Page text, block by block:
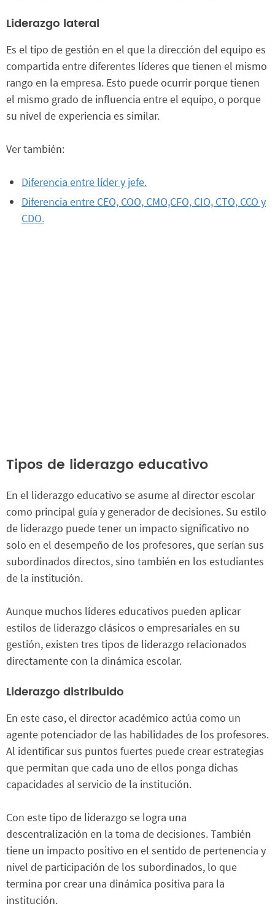
Liderazgo lateral
Es el tipo de gestión en el que la dirección del equipo es
compartida entre diferentes líderes que tienen el mismo
rango en la empresa. Esto puede ocurrir porque tienen
el mismo grado de influencia entre el equipo, o porque
su nivel de experiencia es similar.
Ver también:
Diferencia entre líder y jefe.
Diferencia entre CEO, COO, CMO,CFO, CIO, CTO, CCO y
CDO.
Tipos de liderazgo educativo
En el liderazgo educativo se asume al director escolar
como principal guía y generador de decisiones. Su estilo
de liderazgo puede tener un impacto significativo no
solo en el desempeño de los profesores, que serían sus
subordinados directos, sino también en los estudiantes
de la institución.
Aunque muchos líderes educativos pueden aplicar
estilos de liderazgo clásicos o empresariales en su
gestión, existen tres tipos de liderazgo relacionados
directamente con la dinámica escolar.
Liderazgo distribuido
En este caso, el director académico actúa como un
agente potenciador de las habilidades de los profesores.
Al identificar sus puntos fuertes puede crear estrategias
que permitan que cada uno de ellos ponga dichas
capacidades al servicio de la institución.
Con este tipo de liderazgo se logra una
descentralización en la toma de decisiones. También
tiene un impacto positivo en el sentido de pertenencia y
nivel de participación de los subordinados, lo que
termina por crear una dinámica positiva para la
institución.